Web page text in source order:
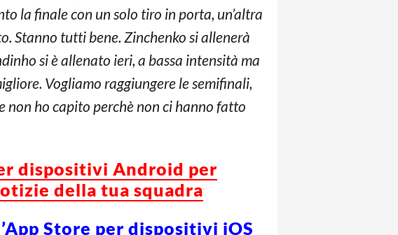
la finale con un solo tiro in porta, un’altra
Stanno tutti bene. Zinchenko si allenerà
si è allenato ieri, a bassa intensità ma
Vogliamo raggiungere le semifinali,
non ho capito perchè non ci hanno fatto
dispositivi Android per
della tua squadra
Store per dispositivi iOS